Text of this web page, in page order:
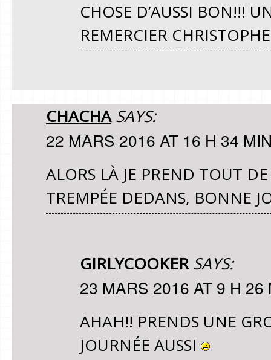
CHOSE D’AUSSI BON!!!
REMERCIER
CHACHA SAYS:
22 MARS 2016 AT 16 H 34
ALORS LÀ JE PREND TOUT
TREMPÉE DEDANS, BONNE
GIRLYCOOKER SAYS:
23 MARS 2016 AT 9 H 26
AHAH!! PRENDS UNE
JOURNÉE AUSSI